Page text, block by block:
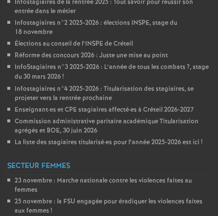
Infostagiaires de la rentrée 2025 : Tout savoir pour réussir son
entrée dans le métier
Infostagiaires n°2 2025-2026 : élections INSPE, stage du
18 novembre
Élections au conseil de l’INSPE de Créteil
Réforme des concours 2026 : Juste une mise au point
InfoStagiaires n°3 2025-2026 : L’année de tous les combats ?, stage
du 30 mars 2026!
Infostagiaires n°4 2025-2026 : Titularisation des stagiaires, se
projeter vers la rentrée prochaine
Enseignant·es etCPE stagiaires affecté·es à Créteil 2026-2027
Commission administrative paritaire académique Titularisation
agrégés et BOE, 30 juin 2026
La liste des stagiaires titularisé·es pour l’année 2025-2026 est ici !
SECTEUR FEMMES
23 novembre : Marche nationale contre les violences faites au
femmes
25 novembre : la FSU engagée pour éradiquer les violences faites
aux femmes !